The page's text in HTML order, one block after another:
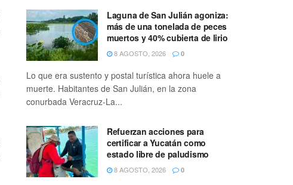
Laguna de San Julián agoniza:
más de una tonelada de peces
muertos y 40% cubierta de lirio
8 AGOSTO, 2026 0
Lo que era sustento y postal turística ahora huele a
muerte. Habitantes de San Julián, en la zona
conurbada Veracruz-La...
Refuerzan acciones para
certificar a Yucatán como
estado libre de paludismo
8 AGOSTO, 2026 0